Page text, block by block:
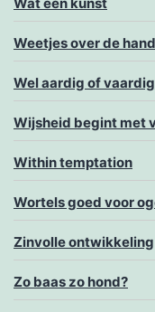
Wat een kunst
Weetjes over de hand
Wel aardig of
Wijsheid begint met
Within temptation
Wortels goed voor
Zinvolle ontwikkeling
Zo baas zo hond?